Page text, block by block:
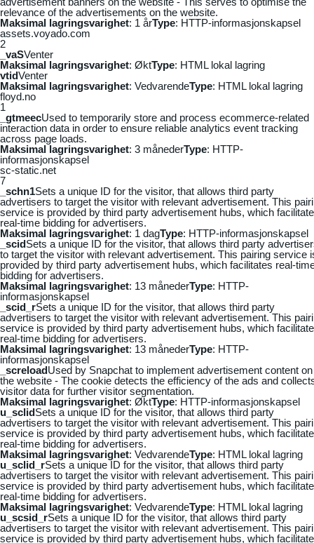
relevance of the advertisements on the website.
Maksimal lagringsvarighet: 1 årType: HTTP-informasjonskapsel
assets.voyado.com
2
_vaSVenter
Maksimal lagringsvarighet: ØktType: HTML lokal lagring
vtidVenter
Maksimal lagringsvarighet: VedvarendeType: HTML lokal lagring
floyd.no
1
_gtmeecUsed to temporarily store and process ecommerce-related
interaction data in order to ensure reliable analytics event tracking
across page loads.
Maksimal lagringsvarighet: 3 månederType: HTTP-
informasjonskapsel
sc-static.net
7
_schn1Sets a unique ID for the visitor, that allows third party
advertisers to target the visitor with relevant advertisement. This
service is provided by third party advertisement hubs, which
real-time bidding for advertisers.
Maksimal lagringsvarighet: 1 dagType: HTTP-informasjonskapsel
_scidSets a unique ID for the visitor, that allows third party
to target the visitor with relevant advertisement. This pairing service
provided by third party advertisement hubs, which facilitates real-
bidding for advertisers.
Maksimal lagringsvarighet: 13 månederType: HTTP-
informasjonskapsel
_scid_rSets a unique ID for the visitor, that allows third party
advertisers to target the visitor with relevant advertisement. This
service is provided by third party advertisement hubs, which
real-time bidding for advertisers.
Maksimal lagringsvarighet: 13 månederType: HTTP-
informasjonskapsel
_screloadUsed by Snapchat to implement advertisement content on
the website - The cookie detects the efficiency of the ads and
visitor data for further visitor segmentation.
Maksimal lagringsvarighet: ØktType: HTTP-informasjonskapsel
u_sclidSets a unique ID for the visitor, that allows third party
advertisers to target the visitor with relevant advertisement. This
service is provided by third party advertisement hubs, which
real-time bidding for advertisers.
Maksimal lagringsvarighet: VedvarendeType: HTML lokal lagring
u_sclid_rSets a unique ID for the visitor, that allows third party
advertisers to target the visitor with relevant advertisement. This
service is provided by third party advertisement hubs, which
real-time bidding for advertisers.
Maksimal lagringsvarighet: VedvarendeType: HTML lokal lagring
u_scsid_rSets a unique ID for the visitor, that allows third party
advertisers to target the visitor with relevant advertisement. This
service is provided by third party advertisement hubs, which